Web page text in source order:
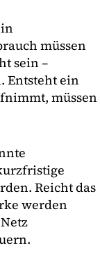
müssen
sein –
Entsteht ein
müssen
Reicht das
werden